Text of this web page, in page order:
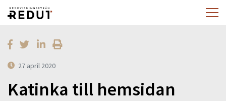
27 april 2020
Katinka till hemsidan